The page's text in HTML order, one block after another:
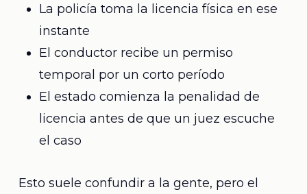
La policía toma la licencia física en ese
instante
El conductor recibe un permiso
temporal por un corto período
El estado comienza la penalidad de
licencia antes de que un juez escuche
el caso
Esto suele confundir a la gente, pero el